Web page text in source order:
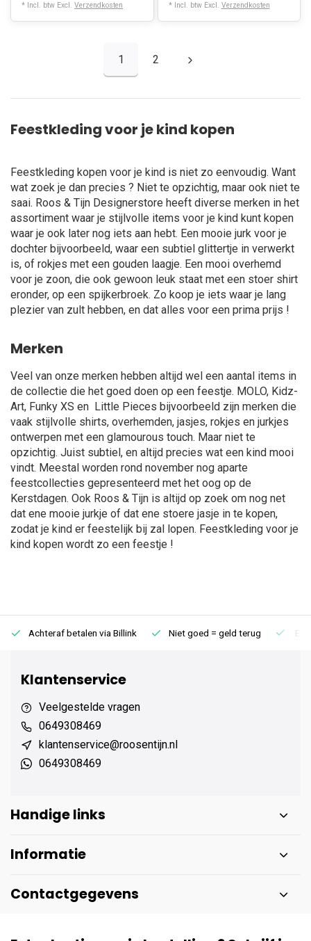
* Incl. btw Excl. Verzendkosten * Incl. btw Excl. Verzendkosten
1 2
Feestkleding voor je kind kopen
Feestkleding kopen voor je kind is niet zo eenvoudig. Want
wat zoek je dan precies ? Niet te opzichtig, maar ook niet te
saai. Roos & Tijn Designerstore heeft diverse merken in het
assortiment waar je stijlvolle items voor je kind kunt kopen
waar je ook later nog iets aan hebt. Een mooie jurk voor je
dochter bijvoorbeeld, waar een subtiel glittertje in verwerkt
is, of rokjes met een gouden laagje. Een mooi overhemd
voor je zoon, die ook gewoon leuk staat met een stoer shirt
eronder, op een spijkerbroek. Zo koop je iets waar je lang
plezier van zult hebben, en dat alles voor een prima prijs !
Merken
Veel van onze merken hebben altijd wel een aantal items in
de collectie die het goed doen op een feestje. MOLO, Kidz-
Art, Funky XS en Little Pieces bijvoorbeeld zijn merken die
vaak stijlvolle shirts, overhemden, jasjes, rokjes en jurkjes
ontwerpen met een glamourous touch. Maar niet te
opzichtig. Juist subtiel, en altijd precies wat een kind mooi
vindt. Meestal worden rond november nog aparte
feestcollecties gepresenteerd met het oog op de
Kerstdagen. Ook Roos & Tijn is altijd op zoek om nog net
dat ene mooie jurkje of dat ene stoere jasje in te kopen,
zodat je kind er feestelijk bij zal lopen. Feestkleding voor je
kind kopen wordt zo een feestje !
Achteraf betalen via Billink Niet goed = geld terug
Klantenservice
Veelgestelde vragen
0649308469
klantenservice@roosentijn.nl
0649308469
Handige links
Informatie
Contactgegevens